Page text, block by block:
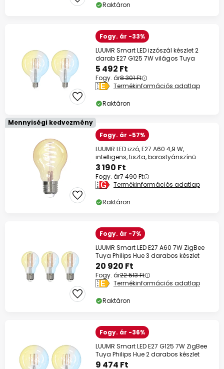
Raktáron
Fogy. ár -33%
LUUMR Smart LED izzószál készlet 2
darab E27 G125 7W világos Tuya
5 492 Ft
Fogy. ár8 301 Ft
Termékinformációs adatlap
Raktáron
Mennyiségi kedvezmény
Fogy. ár -57%
LUUMR LED izzó, E27 A60 4,9 W,
intelligens, tiszta, borostyánszínű
3 190 Ft
Fogy. ár7 490 Ft
Termékinformációs adatlap
Raktáron
Fogy. ár -7%
LUUMR Smart LED E27 A60 7W ZigBee
Tuya Philips Hue 3 darabos készlet
20 920 Ft
Fogy. ár22 513 Ft
Termékinformációs adatlap
Raktáron
Fogy. ár -36%
LUUMR Smart LED E27 G125 7W ZigBee
Tuya Philips Hue 2 darabos készlet
9 474 Ft